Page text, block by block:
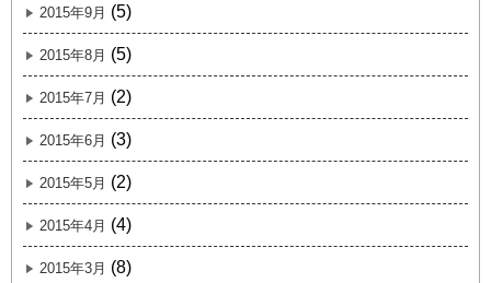
2015年9月 (5)
2015年8月 (5)
2015年7月 (2)
2015年6月 (3)
2015年5月 (2)
2015年4月 (4)
2015年3月 (8)